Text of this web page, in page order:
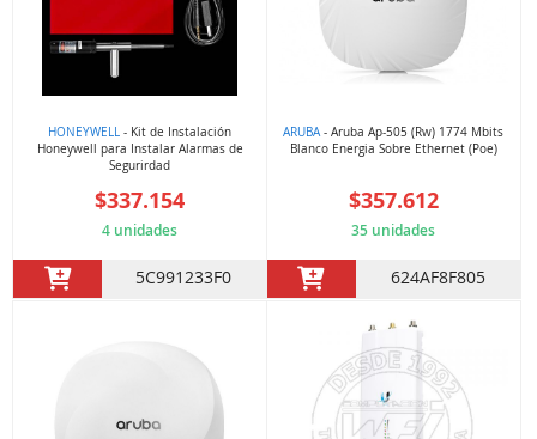
HONEYWELL - Kit de Instalación
Honeywell para Instalar Alarmas de
Segurirdad
$337.154
4 unidades
5C991233F0
ARUBA- Aruba Ap-505 (Rw) 1774 Mbits
Blanco Energia Sobre Ethernet (Poe)
$357.612
35 unidades
624AF8F805